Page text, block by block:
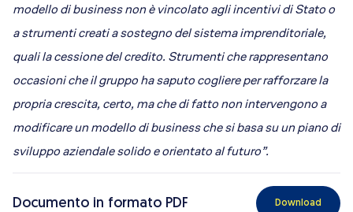
modello di business non è vincolato agli incentivi di Stato o
a strumenti creati a sostegno del sistema imprenditoriale,
quali la cessione del credito. Strumenti che rappresentano
occasioni che il gruppo ha saputo cogliere per rafforzare la
propria crescita, certo, ma che di fatto non intervengono a
modificare un modello di business che si basa su un piano di
sviluppo aziendale solido e orientato al futuro”.
Documento in formato PDF Download